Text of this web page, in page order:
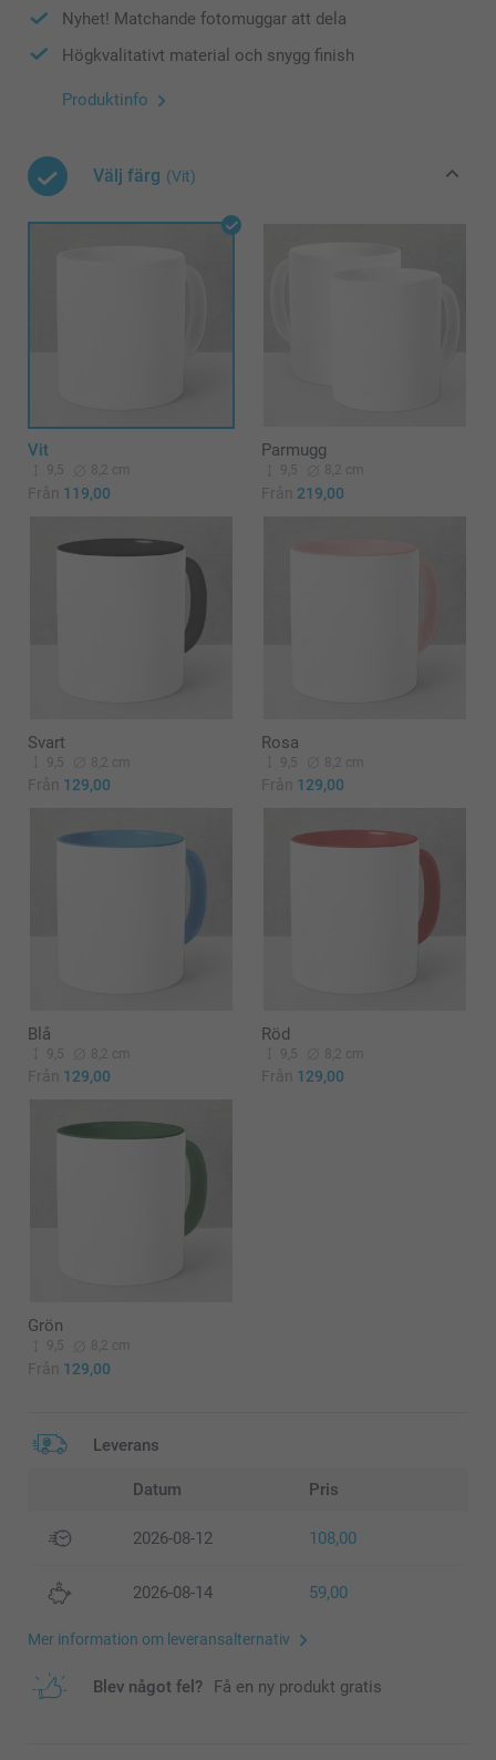
Nyhet! Matchande fotomuggar att dela
Högkvalitativt material och snygg finish
Produktinfo
Välj färg (Vit)
Vit
9,5 8,2 cm
Från 119,00
Parmugg
9,5 8,2 cm
Från 219,00
Svart
9,5 8,2 cm
Från 129,00
Rosa
9,5 8,2 cm
Från 129,00
Blå
9,5 8,2 cm
Från 129,00
Röd
9,5 8,2 cm
Från 129,00
Grön
9,5 8,2 cm
Från 129,00
Leverans
Datum Pris
2026-08-12 108,00
2026-08-14 59,00
Mer information om leveransalternativ
Blev något fel? Få en ny produkt gratis